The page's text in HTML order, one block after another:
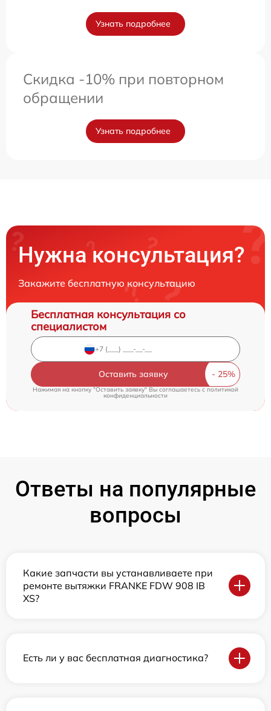
Узнать подробнее
Скидка -10% при повторном
обращении
Узнать подробнее
Нужна консультация?
Закажите бесплатную консультацию
Бесплатная консультация со
специалистом
Оставить заявку
Нажимая на кнопку "Оставить заявку" Вы соглашаетесь cполитикой
конфиденциальности
Ответы на популярные
вопросы
Какие запчасти вы устанавливаете при
ремонте вытяжки FRANKE FDW 908 IB
XS?
Есть ли у вас бесплатная диагностика?